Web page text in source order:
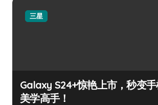
三星
Galaxy S24+惊艳上市，秒变
美学高手！